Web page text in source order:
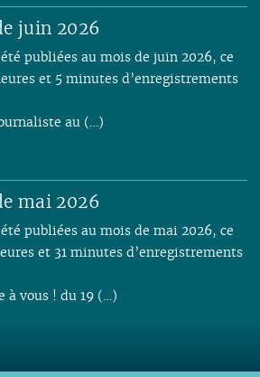
juin 2026
publiées au mois de juin 2026, ce
et 5 minutes d’enregistrements
au (…)
mai 2026
publiées au mois de mai 2026, ce
et 31 minutes d’enregistrements
à vous ! du 19 (…)